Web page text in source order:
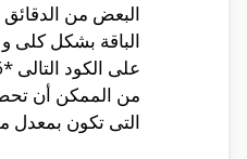
البعض من الدقائق
الباقة بشكل كلى
من الممكن أن
التى تكون بمعدل من 200 إلى 800